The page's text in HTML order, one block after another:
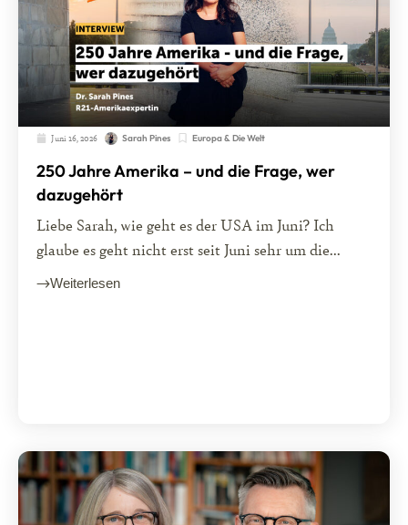
Juni 16, 2026 Sarah Pines Europa & Die Welt
250 Jahre Amerika – und die Frage, wer
dazugehört
Liebe Sarah, wie geht es der USA im Juni? Ich
glaube es geht nicht erst seit Juni sehr um die...
Weiterlesen